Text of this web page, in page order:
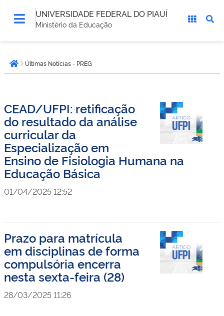
UNIVERSIDADE FEDERAL DO PIAUÍ
Ministério da Educação
está
aqui:Página inicial
Últimas Notícias - PREG
CEAD/UFPI: retificação
do resultado da análise
curricular da
Especialização em
Ensino de Fisiologia Humana na
Educação Básica
01/04/2025 12:52
Prazo para matrícula
em disciplinas de forma
compulsória encerra
nesta sexta-feira (28)
28/03/2025 11:26